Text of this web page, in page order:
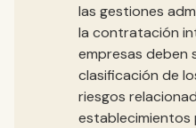
las gestiones
la contratación
empresas deben
clasificación de
riesgos
establecimientos